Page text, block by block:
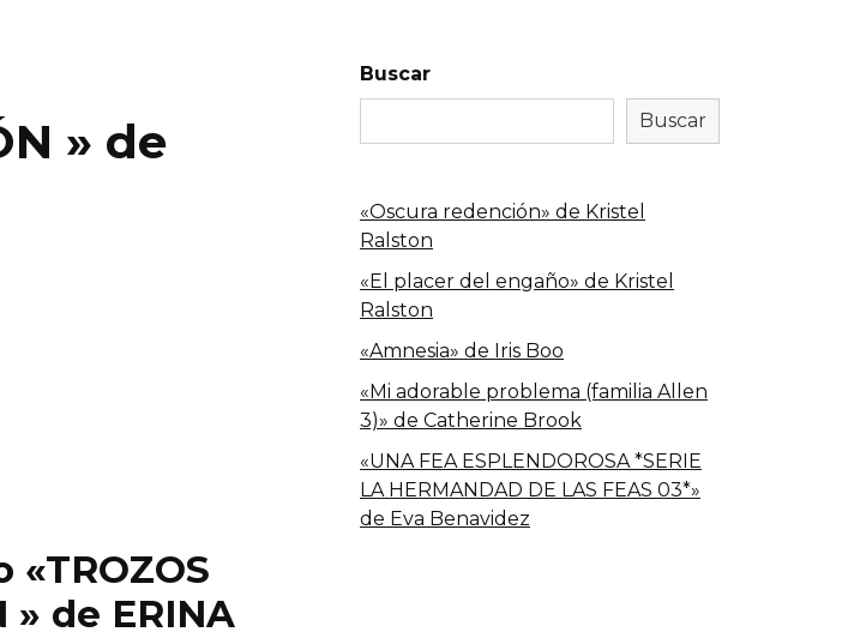
» de
» de ERINA
Buscar
Buscar
«Oscura redención» de Kristel
Ralston
«El placer del engaño» de Kristel
Ralston
«Amnesia» de Iris Boo
«Mi adorable problema (familia Allen
3)» de Catherine Brook
«UNA FEA ESPLENDOROSA *SERIE
LA HERMANDAD DE LAS FEAS 03*»
de Eva Benavidez